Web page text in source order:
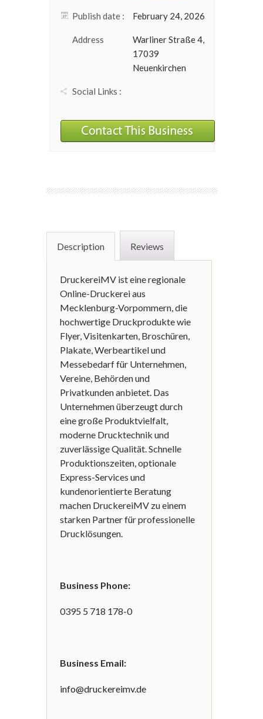
Publish date : February 24, 2026
Address
Warliner Straße 4,
17039
Neuenkirchen
Social Links :
Description Reviews
DruckereiMV ist eine regionale
Online-Druckerei aus
Mecklenburg-Vorpommern, die
hochwertige Druckprodukte wie
Flyer, Visitenkarten, Broschüren,
Plakate, Werbeartikel und
Messebedarf für Unternehmen,
Vereine, Behörden und
Privatkunden anbietet. Das
Unternehmen überzeugt durch
eine große Produktvielfalt,
moderne Drucktechnik und
zuverlässige Qualität. Schnelle
Produktionszeiten, optionale
Express-Services und
kundenorientierte Beratung
machen DruckereiMV zu einem
starken Partner für professionelle
Drucklösungen.
Business Phone:
0395 5 718 178-0
Business Email:
info@druckereimv.de